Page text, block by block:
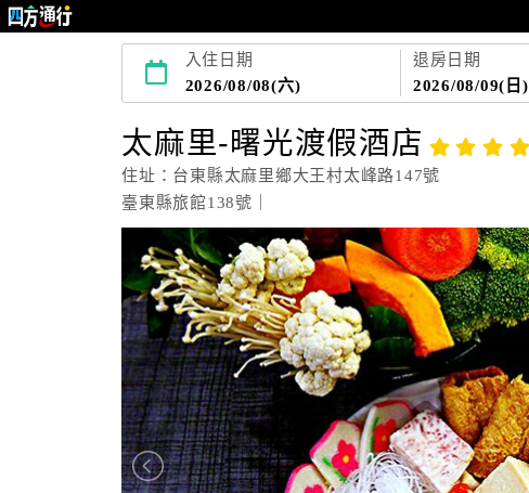
入住日期
2026/08/08(六)
退房日期
2026/08/09(日)
太麻里-曙光渡假酒店
住址：台東縣太麻里鄉大王村太峰路147號
臺東縣旅館138號｜